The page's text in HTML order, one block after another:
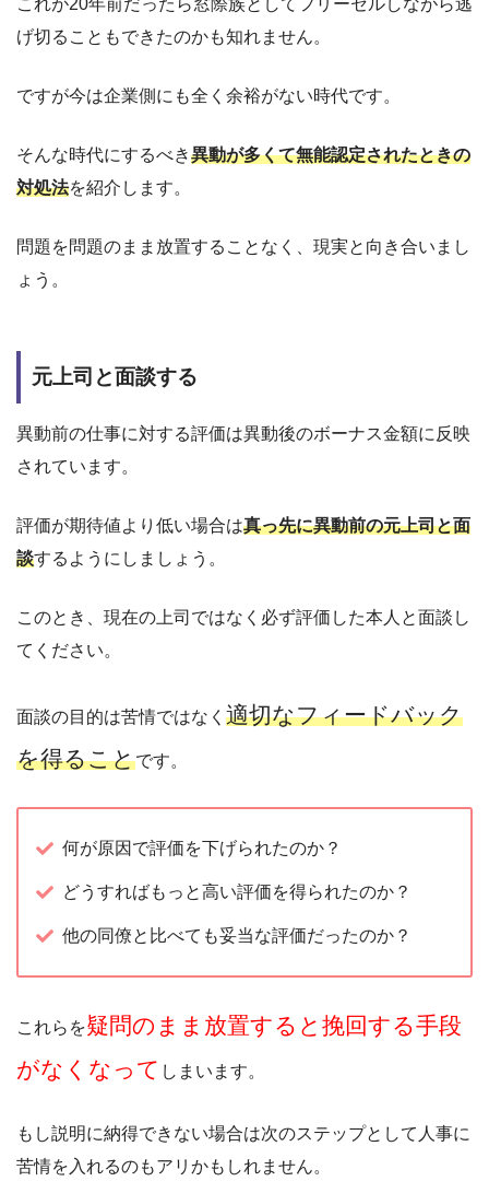
これが20年前だったら窓際族としてフリーセルしながら逃
げ切ることもできたのかも知れません。
ですが今は企業側にも全く余裕がない時代です。
そんな時代にするべき異動が多くて無能認定されたときの
対処法を紹介します。
問題を問題のまま放置することなく、現実と向き合いまし
ょう。
元上司と面談する
異動前の仕事に対する評価は異動後のボーナス金額に反映
されています。
評価が期待値より低い場合は真っ先に異動前の元上司と面
談するようにしましょう。
このとき、現在の上司ではなく必ず評価した本人と面談し
てください。
面談の目的は苦情ではなく 適切なフィードバック
を得ることです。
何が原因で評価を下げられたのか？
どうすればもっと高い評価を得られたのか？
他の同僚と比べても妥当な評価だったのか？
これらを疑問のまま放置すると挽回する手段
がなくなって しまいます。
もし説明に納得できない場合は次のステップとして人事に
苦情を入れるのもアリかもしれません。